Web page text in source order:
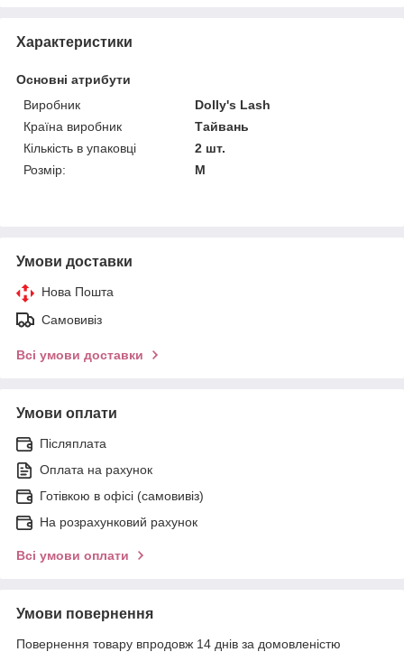
Характеристики
Основні атрибути
Виробник
Dolly's Lash
Країна виробник
Тайвань
Кількість в упаковці
2 шт.
Розмір:
M
Умови доставки
Нова Пошта
Самовивіз
Всі умови доставки
Умови оплати
Післяплата
Оплата на рахунок
Готівкою в офісі (самовивіз)
На розрахунковий рахунок
Всі умови оплати
Умови повернення
Повернення товару впродовж 14 днів за домовленістю